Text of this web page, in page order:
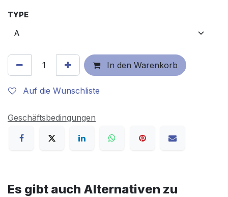
TYPE
In den Warenkorb
Auf die Wunschliste
Geschäftsbedingungen
Es gibt auch Alternativen zu